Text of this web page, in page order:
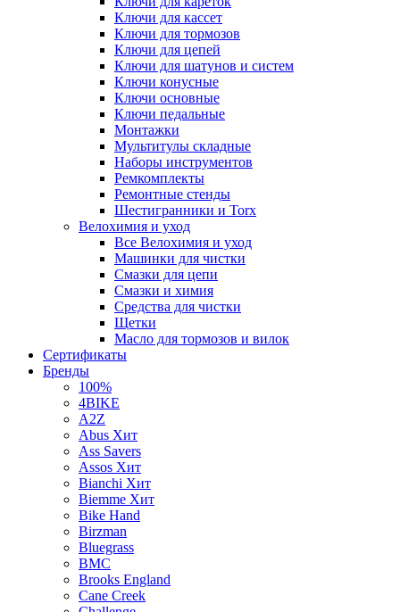
Ключи для кассет
Ключи для тормозов
Ключи для цепей
Ключи для шатунов и систем
Ключи конусные
Ключи основные
Ключи педальные
Монтажки
Мультитулы складные
Наборы инструментов
Ремкомплекты
Ремонтные стенды
Шестигранники и Torx
Велохимия и уход
Все Велохимия и уход
Машинки для чистки
Смазки для цепи
Смазки и химия
Средства для чистки
Щетки
Масло для тормозов и вилок
Сертификаты
Бренды
100%
4BIKE
A2Z
Abus Хит
Ass Savers
Assos Хит
Bianchi Хит
Biemme Хит
Bike Hand
Birzman
Bluegrass
BMC
Brooks England
Cane Creek